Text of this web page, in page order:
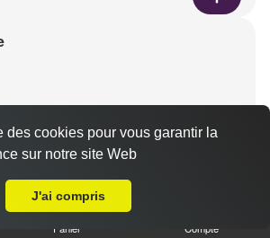
fromage, viande hachée,
Panier Compte
des cookies pour vous garantir la
sur notre site Web
J'ai compris